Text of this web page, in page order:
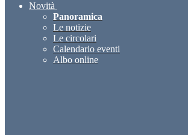
Novità
Panoramica
Le notizie
Le circolari
Calendario eventi
Albo online